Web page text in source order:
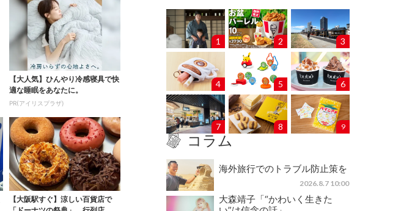
【大人気】ひんやり冷感寝具で快
適な睡眠をあなたに。
PR(アイリスプラザ)
【大阪駅すぐ】涼しい百貨店で
1 2 3
4 5 6
7 8 9
コラム
海外旅行でのトラブル防止策を
2026.8.7 10:00
大森靖子「“かわいく生きた